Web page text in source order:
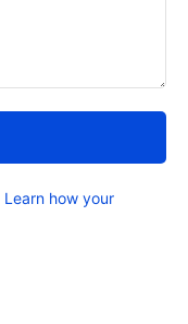
Learn how your